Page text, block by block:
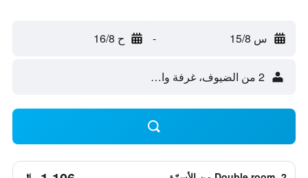
س 15/8 - ح 16/8
2 من الضيوف، غرفة واحدة